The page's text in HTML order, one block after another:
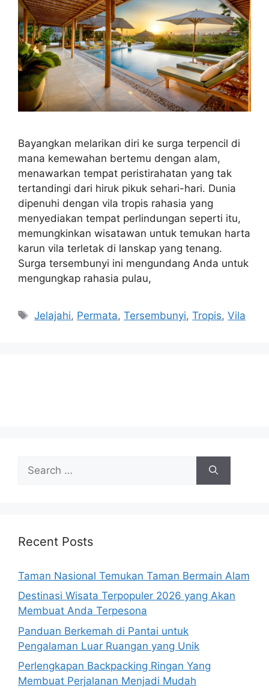
Bayangkan melarikan diri ke surga terpencil di
mana kemewahan bertemu dengan alam,
menawarkan tempat peristirahatan yang tak
tertandingi dari hiruk pikuk sehari-hari. Dunia
dipenuhi dengan vila tropis rahasia yang
menyediakan tempat perlindungan seperti itu,
memungkinkan wisatawan untuk temukan harta
karun vila terletak di lanskap yang tenang.
Surga tersembunyi ini mengundang Anda untuk
mengungkap rahasia pulau,
Tags
Jelajahi, Permata,Tersembunyi,Tropis,Vila
for:
Recent Posts
Taman Nasional Temukan Taman Bermain Alam
Destinasi Wisata Terpopuler 2026 yang Akan
Membuat Anda Terpesona
Panduan Berkemah di Pantai untuk
Pengalaman Luar Ruangan yang Unik
Perlengkapan Backpacking Ringan Yang
Membuat Perjalanan Menjadi Mudah